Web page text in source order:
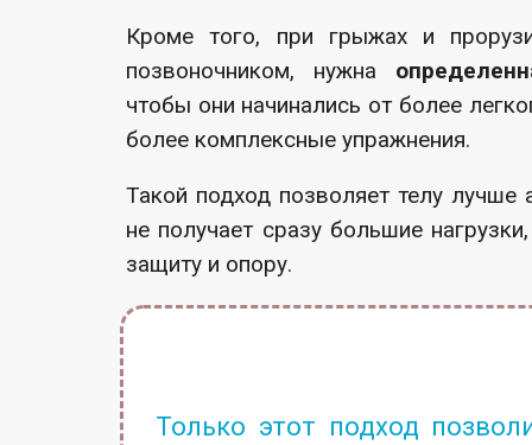
Кроме того, при грыжах и
позвоночником, нужна
чтобы они начинались от более
более комплексные упражнения.
Такой подход позволяет телу лучше
не получает сразу большие
защиту и опору.
Только этот подход